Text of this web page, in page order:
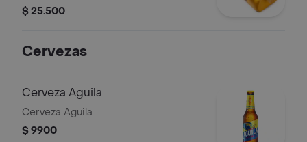
pimienta.
$ 25.500
Cervezas
Cerveza Aguila
Cerveza Aguila
$ 9900